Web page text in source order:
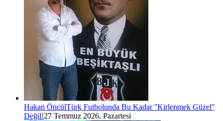
Hakan ÖncülTürk Futbolunda Bu Kadar ''Kirlenmek Güzel''
Değil!27 Temmuz 2026, Pazartesi